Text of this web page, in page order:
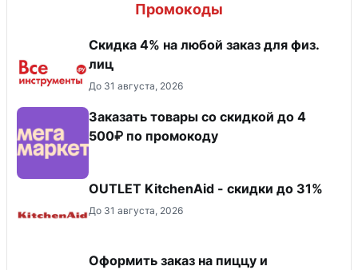
Промокоды
Скидка 4% на любой заказ для физ.
лиц
До 31 августа, 2026
Заказать товары со скидкой до 4
500₽ по промокоду
OUTLET KitchenAid - скидки до 31%
До 31 августа, 2026
Оформить заказ на пиццу и